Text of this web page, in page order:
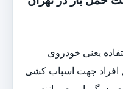
یعنی خودروی
افراد جهت اسباب کشی